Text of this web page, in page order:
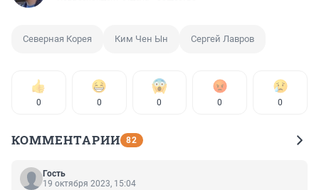
Северная Корея Ким Чен Ын Сергей Лавров
0 0 0 0 0
КОММЕНТАРИИ 82
Гость
19 октября 2023, 15:04